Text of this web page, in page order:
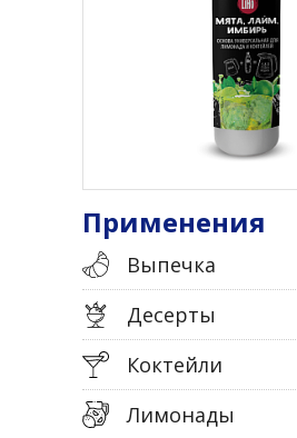
Применения
Выпечка
Десерты
Коктейли
Лимонады